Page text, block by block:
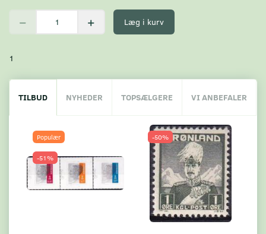
Læg i kurv
1
TILBUD NYHEDER TOPSÆLGERE VI ANBEFALER
Populær
-51%
-50%